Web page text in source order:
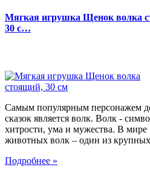
Мягкая игрушка Щенок волка
30 с…
Самым популярным персонажем
сказок является волк. Волк -
хитрости, ума и мужества. В мире
животных волк – один из крупных
Подробнее »